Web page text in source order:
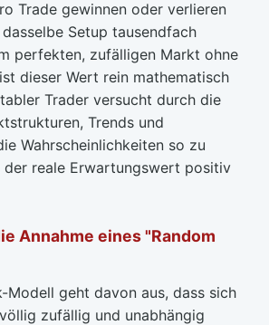
Trade gewinnen oder verlieren
Setup tausendfach
perfekten, zufälligen Markt ohne
dieser Wert rein mathematisch
Trader versucht durch die
Trends und
Wahrscheinlichkeiten so zu
der reale Erwartungswert positiv
Annahme eines "Random
Modell geht davon aus, dass sich
zufällig und unabhängig